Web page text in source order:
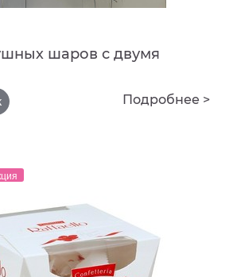
шаров с двумя
Подробнее >